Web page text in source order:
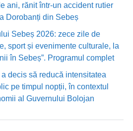
ani, rănit într-un accident rutier
Dorobanți din Sebeș
Sebeș 2026: zece zile de
sport și evenimente culturale, la
în Sebeș”. Programul complet
decis să reducă intensitatea
pe timpul nopții, în contextul
al Guvernului Bolojan